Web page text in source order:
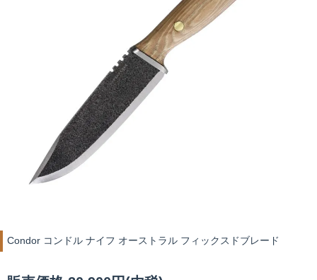
Condor コンドル ナイフ オーストラル フィックスドブレード